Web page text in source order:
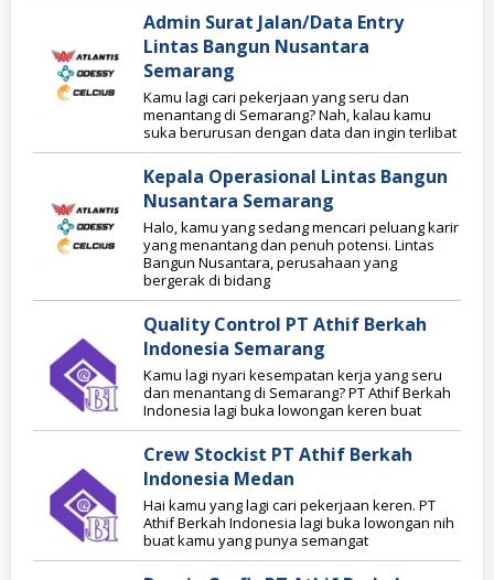
Admin Surat Jalan/Data Entry
Lintas Bangun Nusantara
Semarang
Kamu lagi cari pekerjaan yang seru dan
menantang di Semarang? Nah, kalau kamu
suka berurusan dengan data dan ingin terlibat
Kepala Operasional Lintas Bangun
Nusantara Semarang
Halo, kamu yang sedang mencari peluang karir
yang menantang dan penuh potensi. Lintas
Bangun Nusantara, perusahaan yang
bergerak di bidang
Quality Control PT Athif Berkah
Indonesia Semarang
Kamu lagi nyari kesempatan kerja yang seru
dan menantang di Semarang? PT Athif Berkah
Indonesia lagi buka lowongan keren buat
Crew Stockist PT Athif Berkah
Indonesia Medan
Hai kamu yang lagi cari pekerjaan keren. PT
Athif Berkah Indonesia lagi buka lowongan nih
buat kamu yang punya semangat